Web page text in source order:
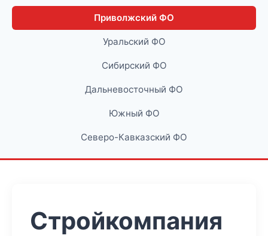
Приволжский ФО
Уральский ФО
Сибирский ФО
Дальневосточный ФО
Южный ФО
Северо-Кавказский ФО
Стройкомпания